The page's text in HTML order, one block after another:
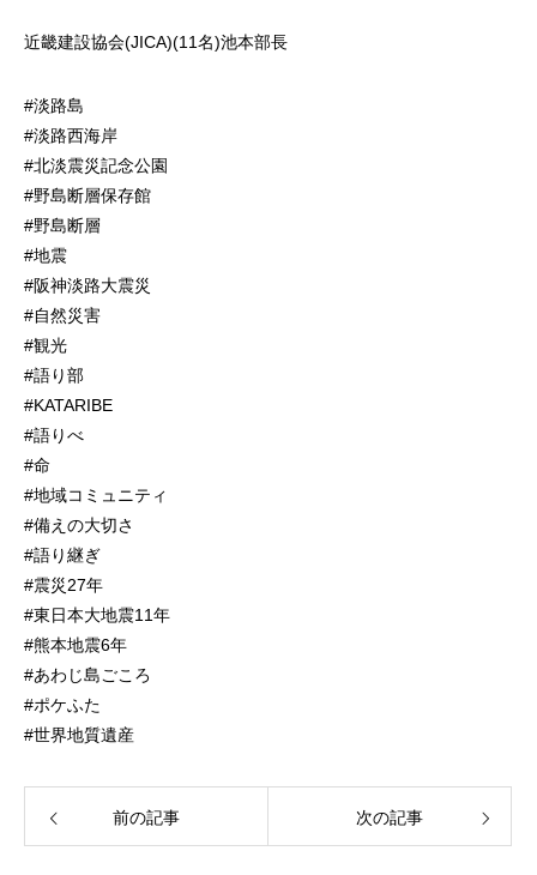
近畿建設協会(JICA)(11名)池本部長
#淡路島
#淡路西海岸
#北淡震災記念公園
#野島断層保存館
#野島断層
#地震
#阪神淡路大震災
#自然災害
#観光
#語り部
#KATARIBE
#語りべ
#命
#地域コミュニティ
#備えの大切さ
#語り継ぎ
#震災27年
#東日本大地震11年
#熊本地震6年
#あわじ島ごころ
#ポケふた
#世界地質遺産
前の記事 次の記事